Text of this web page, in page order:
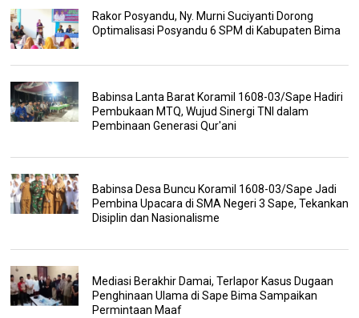
Rakor Posyandu, Ny. Murni Suciyanti Dorong
Optimalisasi Posyandu 6 SPM di Kabupaten Bima
Babinsa Lanta Barat Koramil 1608-03/Sape Hadiri
Pembukaan MTQ, Wujud Sinergi TNI dalam
Pembinaan Generasi Qur'ani
Babinsa Desa Buncu Koramil 1608-03/Sape Jadi
Pembina Upacara di SMA Negeri 3 Sape, Tekankan
Disiplin dan Nasionalisme
Mediasi Berakhir Damai, Terlapor Kasus Dugaan
Penghinaan Ulama di Sape Bima Sampaikan
Permintaan Maaf